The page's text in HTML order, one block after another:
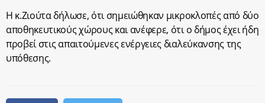
Η κ.Ζιούτα δήλωσε, ότι σημειώθηκαν μικροκλοπές από δύο
αποθηκευτικούς χώρους και ανέφερε, ότι ο δήμος έχει ήδη
προβεί στις απαιτούμενες ενέργειες διαλεύκανσης της
υπόθεσης.